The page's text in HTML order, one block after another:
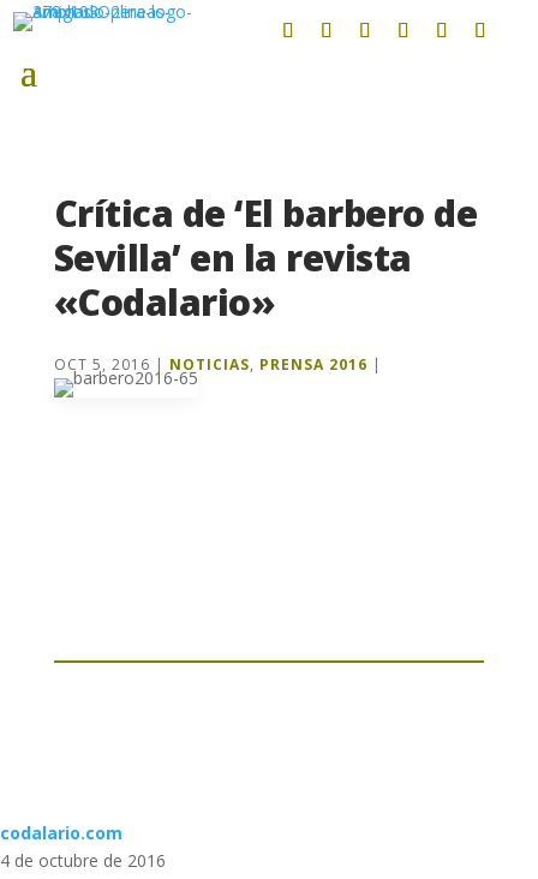
Crítica de ‘El barbero de
Sevilla’ en la revista
«Codalario»
OCT 5, 2016 | NOTICIAS, PRENSA 2016 |
codalario.com
4 de octubre de 2016